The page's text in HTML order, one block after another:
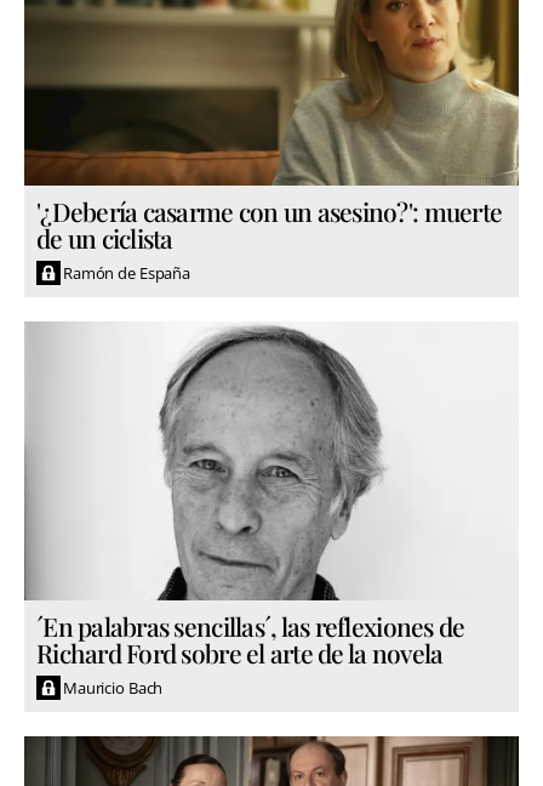
'¿Debería casarme con un asesino?': muerte
de un ciclista
Ramón de España
´En palabras sencillas´, las reflexiones de
Richard Ford sobre el arte de la novela
Mauricio Bach